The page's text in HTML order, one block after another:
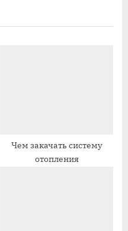
Чем закачать систему
отопления